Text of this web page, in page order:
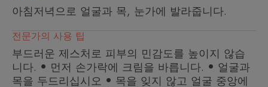
줍니다.
-97% 자연 유래 성분***을 포함하고 있습니다.
**CENTRE DE RECHERCHE SUR LA PEAU, 성인, 전완부 1회 도포시 무도포
비교, 24시간 수분효과 평가
***ISO16128 계산 기준이며 식약처 기준에 따른 천연화장품은 아님
아침저녁으로 얼굴과 목, 눈가에 발라줍니다.
전문가의 사용 팁
부드러운 제스처로 피부의 민감도를 높이지 않습
니다. • 먼저 손가락에 크림을 바릅니다. • 얼굴과
목을 두드리십시오 • 목을 잊지 않고 얼굴 중앙에